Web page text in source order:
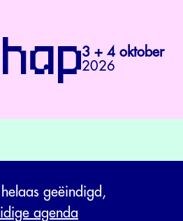
3 + 4 oktober
2026
geëindigd,
agenda